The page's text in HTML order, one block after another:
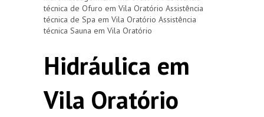
técnica de Ofuro em Vila Oratório Assistência
técnica de Spa em Vila Oratório Assistência
técnica Sauna em Vila Oratório
Hidráulica em
Vila Oratório